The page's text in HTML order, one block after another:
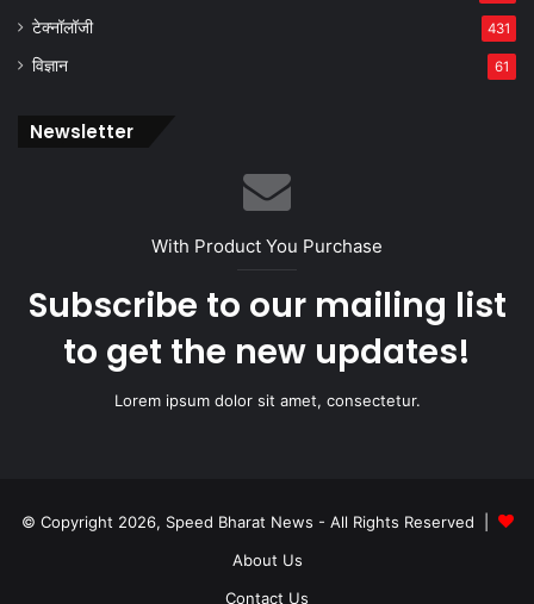
टेक्नॉलॉजी 431
विज्ञान 61
Newsletter
With Product You Purchase
Subscribe to our mailing list
to get the new updates!
Lorem ipsum dolor sit amet, consectetur.
© Copyright 2026, Speed Bharat News - All Rights Reserved |
About Us
Contact Us